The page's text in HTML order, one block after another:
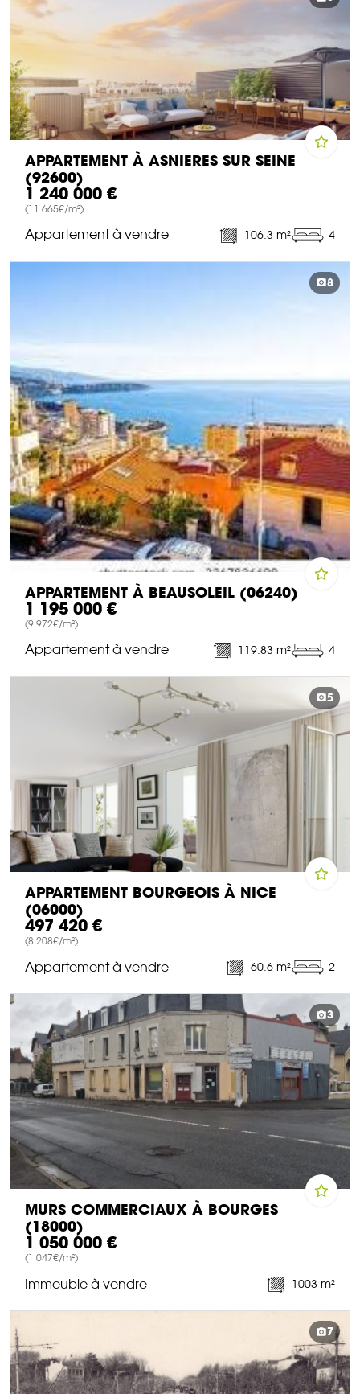
APPARTEMENT À ASNIERES SUR SEINE
(92600)
1 240 000 €
(11 665€/m²)
Appartement à vendre 106.3 m² 4
8
APPARTEMENT À BEAUSOLEIL (06240)
1 195 000 €
(9 972€/m²)
Appartement à vendre 119.83 m² 4
DÉCOUVRIR CE BIEN
5
APPARTEMENT BOURGEOIS À NICE
(06000)
497 420 €
(8 208€/m²)
Appartement à vendre 60.6 m² 2
DÉCOUVRIR CE BIEN
3
MURS COMMERCIAUX À BOURGES
(18000)
1 050 000 €
(1 047€/m²)
Immeuble à vendre 1003 m²
7